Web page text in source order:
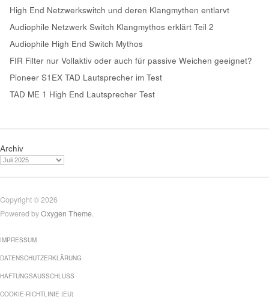
High End Netzwerkswitch und deren Klangmythen entlarvt
Audiophile Netzwerk Switch Klangmythos erklärt Teil 2
Audiophile High End Switch Mythos
FIR Filter nur Vollaktiv oder auch für passive Weichen geeignet?
Pioneer S1EX TAD Lautsprecher im Test
TAD ME 1 High End Lautsprecher Test
Archiv
Copyright © 2026
Powered byOxygen Theme.
IMPRESSUM
DATENSCHUTZERKLÄRUNG
HAFTUNGSAUSSCHLUSS
COOKIE-RICHTLINIE (EU)